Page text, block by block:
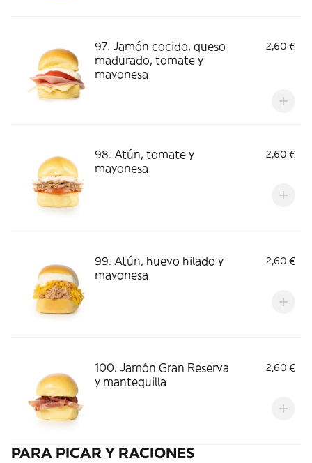
97. Jamón cocido, queso
madurado, tomate y
mayonesa
2,60 €
98. Atún, tomate y
mayonesa
2,60 €
99. Atún, huevo hilado y
mayonesa
2,60 €
100. Jamón Gran Reserva
y mantequilla
2,60 €
PARA PICAR Y RACIONES